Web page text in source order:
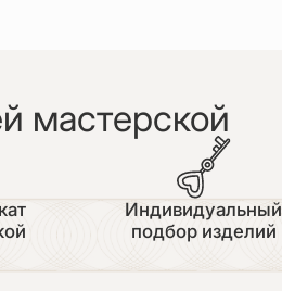
мастерской
Индивидуальный
подбор изделий